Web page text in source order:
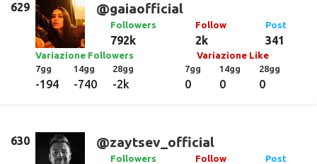
629 @gaiaofficial
Followers
792k
Follow
2k
Post
341
Variazione Followers
7gg
-194
14gg
-740
28gg
-2k
Variazione Like
7gg
0
14gg
0
28gg
0
630 @zaytsev_official
Followers Follow Post